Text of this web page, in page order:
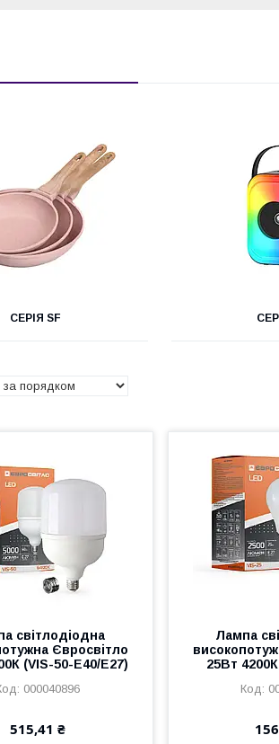
СЕРІЯ SF
світлодіодна
Євросвітло
(VIS-50-E40/E27)
000040896
515,41 ₴
Лампа
25Вт